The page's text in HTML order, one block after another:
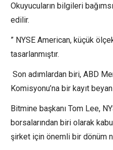
Okuyucuların bilgileri
edilir.
” NYSE American, küçük
tasarlanmıştır.
Son adımlardan biri, ABD
Komisyonu’na bir kayıt
Bitmine başkanı Tom Lee,
borsalarından biri olarak
şirket için önemli bir dönüm